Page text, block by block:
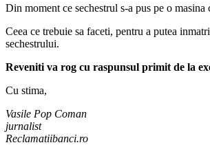
Din moment ce sechestrul s-a pus pe o
Ceea ce trebuie sa faceti, pentru a putea
sechestrului.
Reveniti va rog cu raspunsul primit de la
Cu stima,
Vasile Pop Coman
jurnalist
Reclamatiibanci.ro